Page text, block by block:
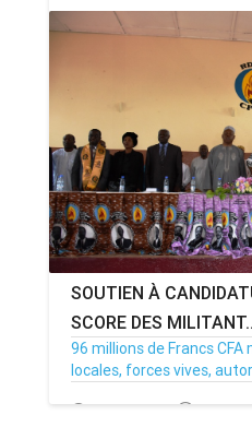
ART & CULTURE & TRADITION
ASSAINISSEMENT
BREAKING-NEWS
CAMEROUN
PLUS
SOUTIEN À
SCORE DES
96 millions de Francs
locales, forces vives,
14/09/18 Par